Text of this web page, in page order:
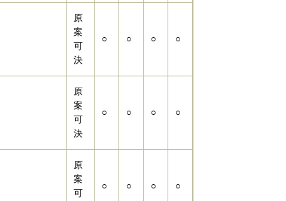
原
案
可
決
○ ○ ○ ○
原
案
可
決
○ ○ ○ ○
原
案
可
○ ○ ○ ○